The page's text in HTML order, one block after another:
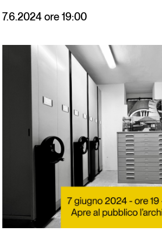
7.6.2024 ore 19:00